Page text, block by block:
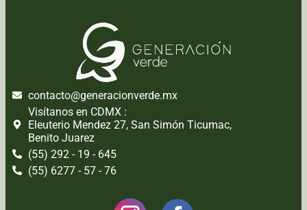
contacto@generacionverde.mx
Visítanos en CDMX :
Eleuterio Mendez 27, San Simón Ticumac,
Benito Juarez
(55) 292 - 19 - 645
(55) 6277 - 57 - 76